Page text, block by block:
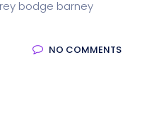
bodge barney
NO COMMENTS